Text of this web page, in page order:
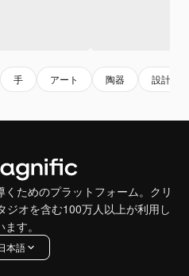
手 アート 陶器 設計
ためのプラットフォーム。クリ
ジオを含む100万人以上が利用し
ます。
本語